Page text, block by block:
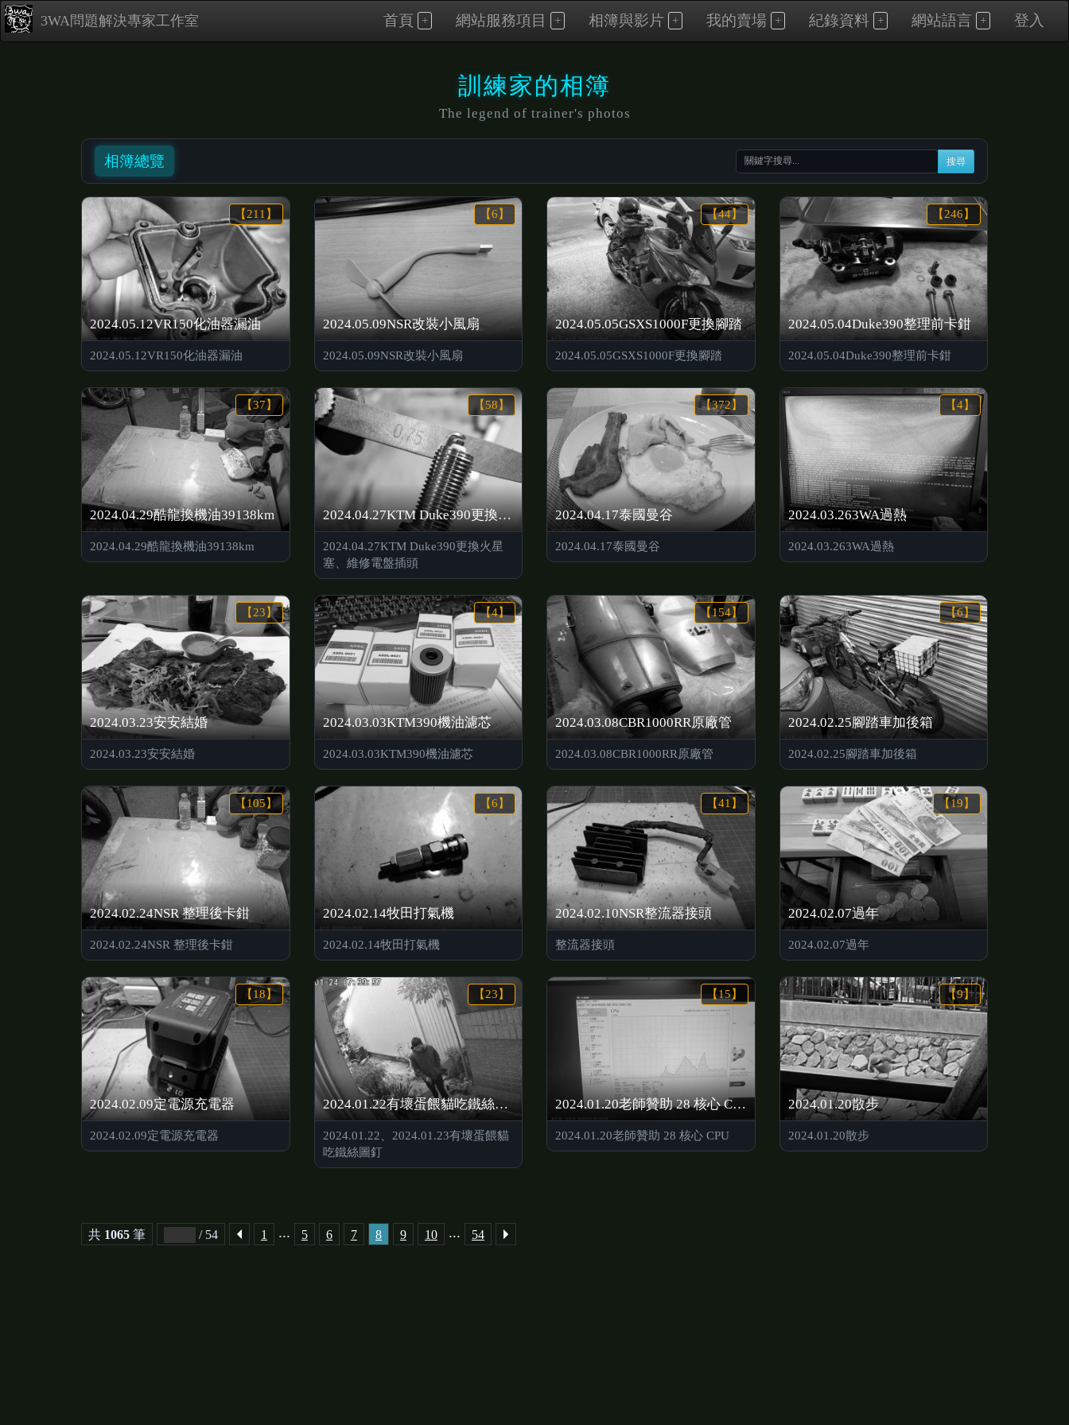
3WA問題解決專家工作室 首頁 網站服務項目 相簿與影片 我的賣場 紀錄資料 網站語言 登入
訓練家的相簿
The legend of trainer's photos
相簿總覽 搜尋
【211】
2024.05.12VR150化油器漏油
2024.05.12VR150化油器漏油
【6】
2024.05.09NSR改裝小風扇
2024.05.09NSR改裝小風扇
【44】
2024.05.05GSXS1000F更換腳踏
2024.05.05GSXS1000F更換腳踏
【246】
2024.05.04Duke390整理前卡鉗
2024.05.04Duke390整理前卡鉗
【37】
2024.04.29酷龍換機油39138km
2024.04.29酷龍換機油39138km
【58】
2024.04.27KTM Duke390更換火星塞、維修電盤插頭
2024.04.27KTM Duke390更換火星
塞、維修電盤插頭
【372】
2024.04.17泰國曼谷
2024.04.17泰國曼谷
【4】
2024.03.263WA過熱
2024.03.263WA過熱
【23】
2024.03.23安安結婚
2024.03.23安安結婚
【4】
2024.03.03KTM390機油濾芯
2024.03.03KTM390機油濾芯
【154】
2024.03.08CBR1000RR原廠管
2024.03.08CBR1000RR原廠管
【6】
2024.02.25腳踏車加後箱
2024.02.25腳踏車加後箱
【105】
2024.02.24NSR 整理後卡鉗
2024.02.24NSR 整理後卡鉗
【6】
2024.02.14牧田打氣機
2024.02.14牧田打氣機
【41】
2024.02.10NSR整流器接頭
整流器接頭
【19】
2024.02.07過年
2024.02.07過年
【18】
2024.02.09定電源充電器
2024.02.09定電源充電器
【23】
2024.01.22有壞蛋餵貓吃鐵絲圖釘
2024.01.22、2024.01.23有壞蛋餵貓
吃鐵絲圖釘
【15】
2024.01.20老師贊助 28 核心 CPU
2024.01.20老師贊助 28 核心 CPU
【9】
2024.01.20散步
2024.01.20散步
共 1065 筆 / 54 1 ... 5 6 7 8 9 10 ... 54